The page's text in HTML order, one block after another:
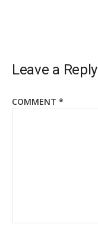
Leave a Reply
COMMENT *